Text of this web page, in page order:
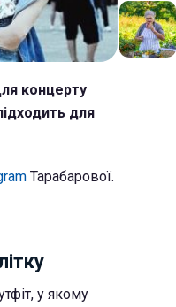
концерту
для
Тарабарової.
у якому